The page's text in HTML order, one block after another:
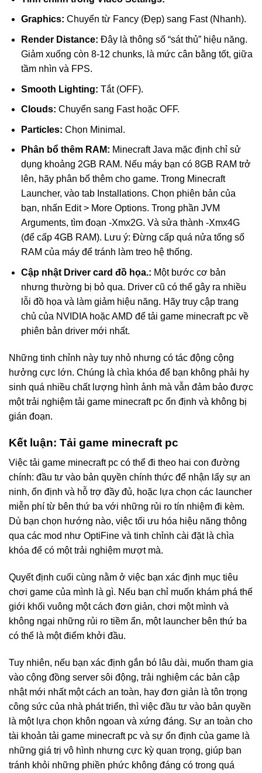
Graphics: Chuyển từ Fancy (Đẹp) sang Fast (Nhanh).
Render Distance: Đây là thông số “sát thủ” hiệu năng.
Giảm xuống còn 8-12 chunks, là mức cân bằng tốt, giữa
tầm nhìn và FPS.
Smooth Lighting: Tắt (OFF).
Clouds: Chuyển sang Fast hoặc OFF.
Particles: Chọn Minimal.
Phân bổ thêm RAM: Minecraft Java mặc định chỉ sử
dụng khoảng 2GB RAM. Nếu máy bạn có 8GB RAM trở
lên, hãy phân bổ thêm cho game. Trong Minecraft
Launcher, vào tab Installations. Chọn phiên bản của
bạn, nhấn Edit > More Options. Trong phần JVM
Arguments, tìm đoạn -Xmx2G. Và sửa thành -Xmx4G
(để cấp 4GB RAM). Lưu ý: Đừng cấp quá nửa tổng số
RAM của máy để tránh làm treo hệ thống.
Cập nhật Driver card đồ họa.: Một bước cơ bản
nhưng thường bị bỏ qua. Driver cũ có thể gây ra nhiều
lỗi đồ họa và làm giảm hiệu năng. Hãy truy cập trang
chủ của NVIDIA hoặc AMD để tải game minecraft pc về
phiên bản driver mới nhất.
Những tinh chỉnh này tuy nhỏ nhưng có tác động cộng
hưởng cực lớn. Chúng là chìa khóa để bạn không phải hy
sinh quá nhiều chất lượng hình ảnh mà vẫn đảm bảo được
một trải nghiệm tải game minecraft pc ổn định và không bị
gián đoạn.
Kết luận: Tải game minecraft pc
Việc tải game minecraft pc có thể đi theo hai con đường
chính: đầu tư vào bản quyền chính thức để nhận lấy sự an
ninh, ổn định và hỗ trợ đầy đủ, hoặc lựa chọn các launcher
miễn phí từ bên thứ ba với những rủi ro tín nhiệm đi kèm.
Dù bạn chọn hướng nào, việc tối ưu hóa hiệu năng thông
qua các mod như OptiFine và tinh chỉnh cài đặt là chìa
khóa để có một trải nghiệm mượt mà.
Quyết định cuối cùng nằm ở việc bạn xác định mục tiêu
chơi game của mình là gì. Nếu bạn chỉ muốn khám phá thế
giới khối vuông một cách đơn giản, chơi một mình và
không ngại những rủi ro tiềm ẩn, một launcher bên thứ ba
có thể là một điểm khởi đầu.
Tuy nhiên, nếu bạn xác định gắn bó lâu dài, muốn tham gia
vào cộng đồng server sôi động, trải nghiệm các bản cập
nhật mới nhất một cách an toàn, hay đơn giản là tôn trọng
công sức của nhà phát triển, thì việc đầu tư vào bản quyền
là một lựa chọn khôn ngoan và xứng đáng. Sự an toàn cho
tài khoản tải game minecraft pc và sự ổn định của game là
những giá trị vô hình nhưng cực kỳ quan trọng, giúp bạn
tránh khỏi những phiền phức không đáng có trong quá